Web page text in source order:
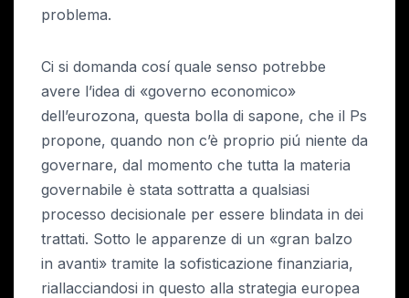
problema.
Ci si domanda cosí quale senso potrebbe
avere l’idea di «governo economico»
dell’eurozona, questa bolla di sapone, che il Ps
propone, quando non c’è proprio piú niente da
governare, dal momento che tutta la materia
governabile è stata sottratta a qualsiasi
processo decisionale per essere blindata in dei
trattati. Sotto le apparenze di un «gran balzo
in avanti» tramite la sofisticazione finanziaria,
riallacciandosi in questo alla strategia europea